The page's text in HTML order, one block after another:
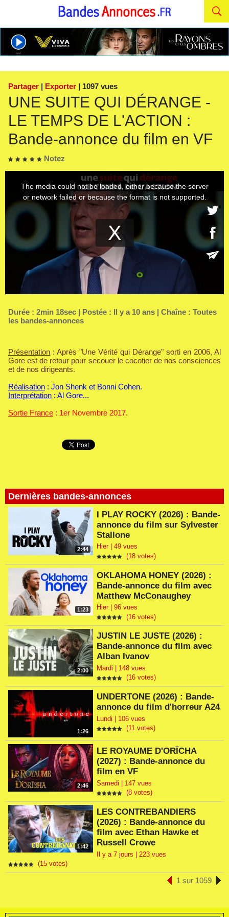
Partager | Exporter | 1097 vues
UNE SUITE QUI DÉRANGE -
LE TEMPS DE L'ACTION :
Bande-annonce du film en VF
Notez
Dernières bandes-annonces
2:44
I PLAY ROCKY (2026) : Bande-
annonce du film sur Sylvester
Stallone
Hier | 49 vues
(18 votes)
1:23
OKLAHOMA HONEY (2026) :
Bande-annonce du film avec
Matthew McConaughey
Hier | 96 vues
(16 votes)
2:00
JUSTIN LE JUSTE (2026) :
Bande-annonce du film avec
Alban Ivanov
Mardi | 148 vues
(16 votes)
1:26
UNDERTONE (2026) : Bande-
annonce du film d'horreur A24
Lundi | 106 vues
(11 votes)
2:46
LE ROYAUME D'ORÏCHA
(2027) : Bande-annonce du
film en VF
Samedi | 147 vues
(8 votes)
1:42
LES CONTREBANDIERS
(2026) : Bande-annonce du
film avec Ethan Hawke et
Russell Crowe
Il y a 7 jours | 223 vues
(15 votes)
1 sur 1059
Durée : 2min 18sec | Postée : Il y a 10 ans | Chaîne : Toutes
les bandes-annonces
Présentation : Après "Une Vérité qui Dérange" sorti en 2006, Al
Gore est de retour pour secouer le cocotier de nos consciences
et de nos dirigeants.
Réalisation : Jon Shenk et Bonni Cohen.
Interprétation : Al Gore...
Sortie France : 1er Novembre 2017.